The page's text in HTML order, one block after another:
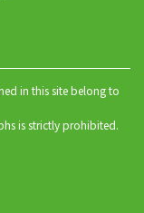
in this site belong to
is strictly prohibited.